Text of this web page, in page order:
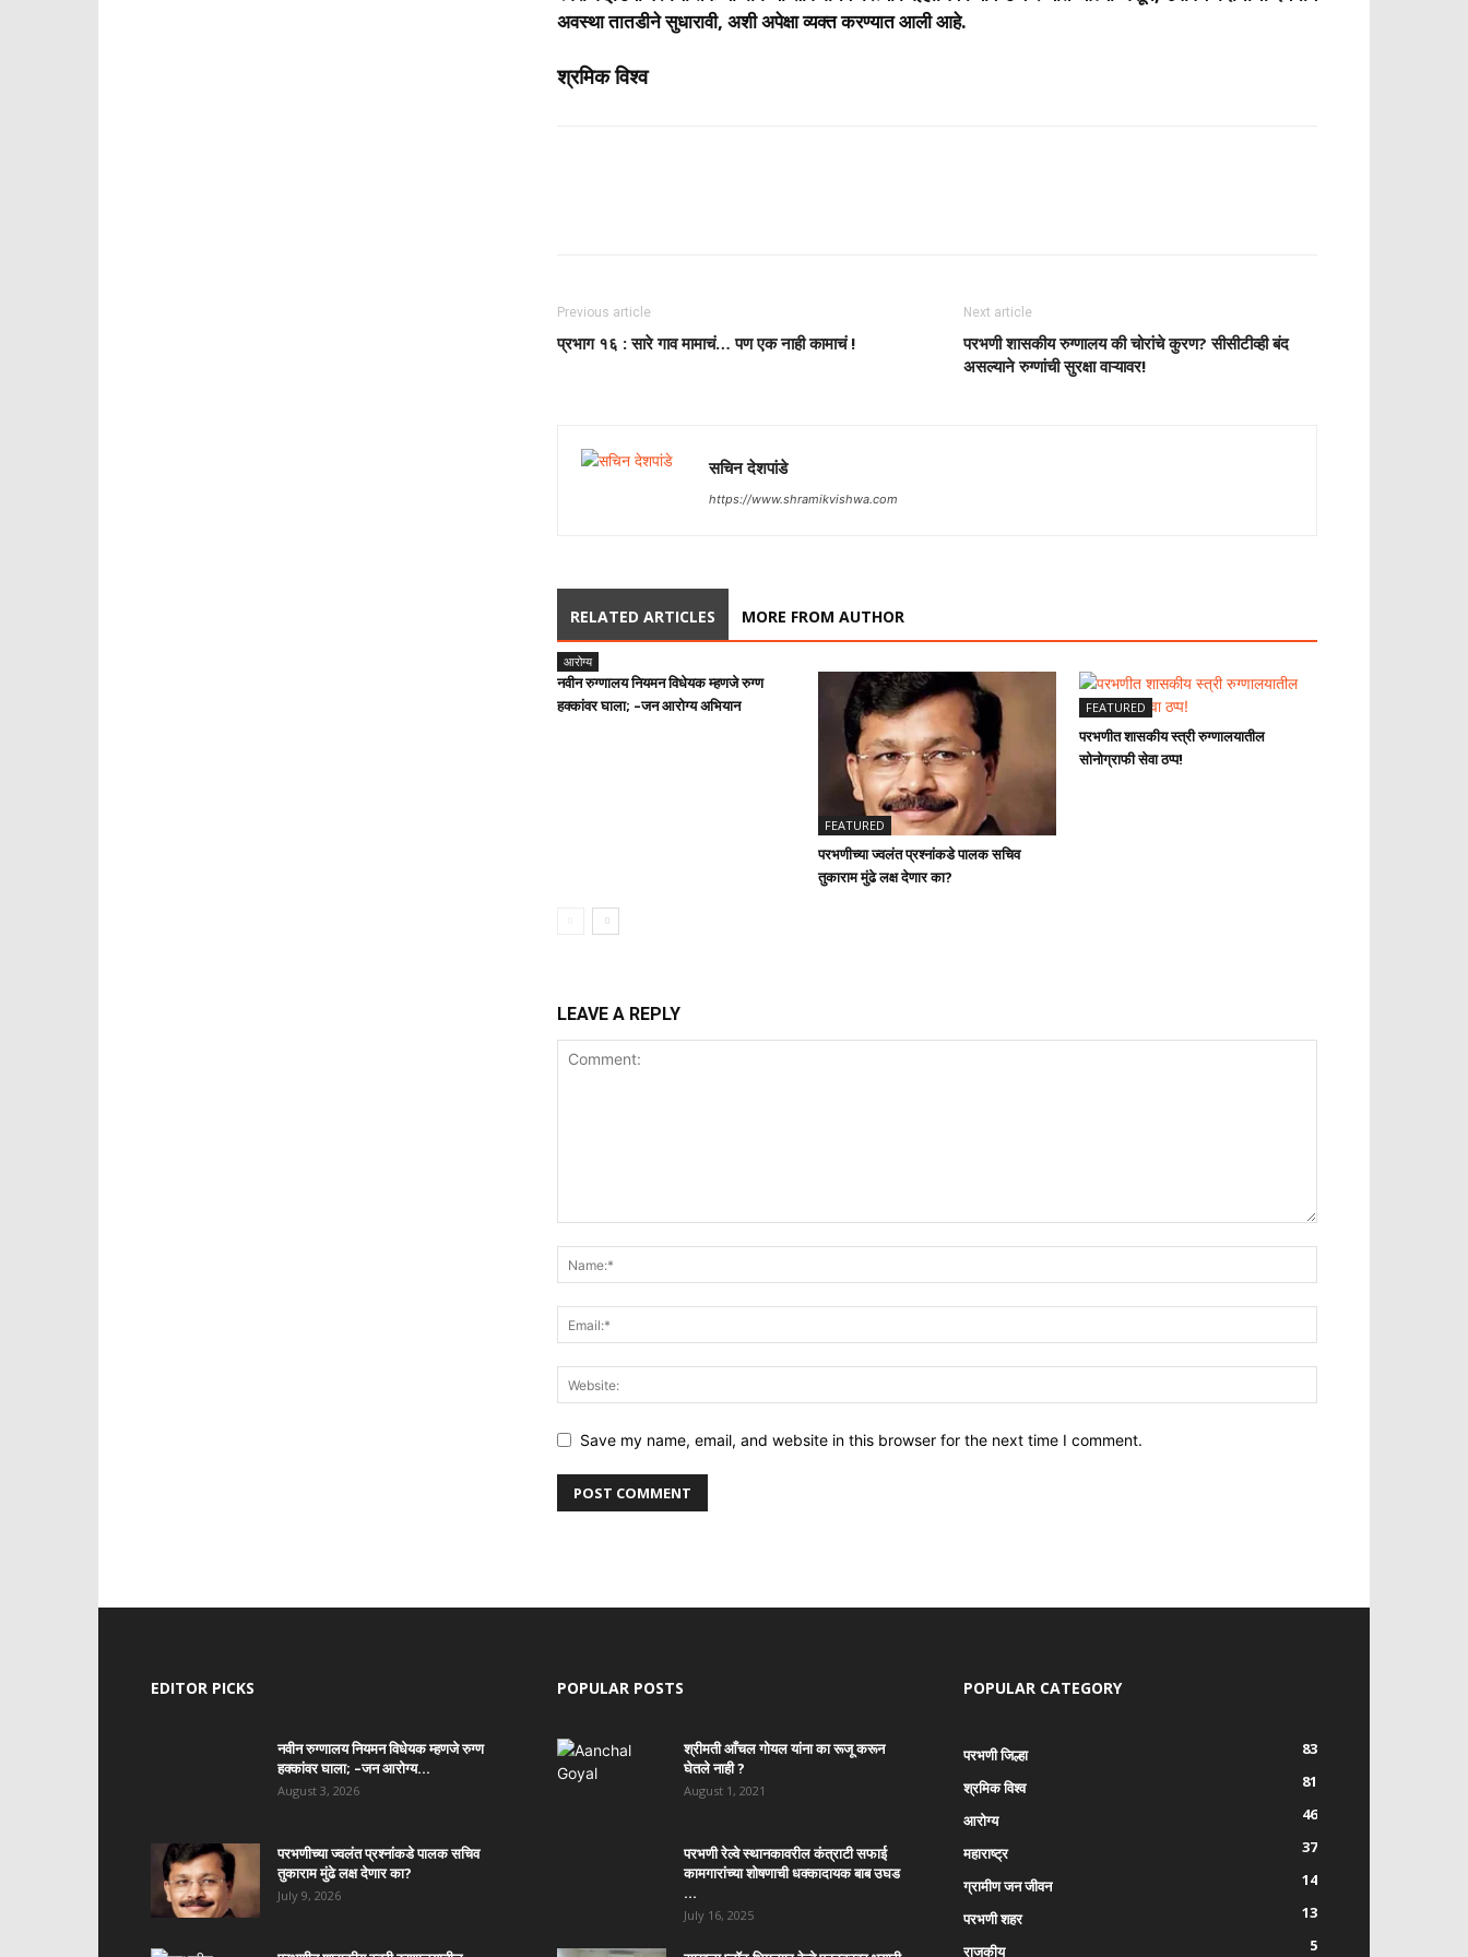
अवस्था तातडीने सुधारावी, अशी अपेक्षा व्यक्त करण्यात आली आहे.
श्रमिक विश्व
Previous article
प्रभाग १६ : सारे गाव मामाचं… पण एक नाही कामाचं !
Next article
परभणी शासकीय रुग्णालय की चोरांचे कुरण? सीसीटीव्ही बंद
असल्याने रुग्णांची सुरक्षा वाऱ्यावर!
सचिन देशपांडे
https://www.shramikvishwa.com
RELATED ARTICLES MORE FROM AUTHOR
आरोग्य
नवीन रुग्णालय नियमन विधेयक म्हणजे रुग्ण
हक्कांवर घाला; –जन आरोग्य अभियान
FEATURED
परभणीच्या ज्वलंत प्रश्नांकडे पालक सचिव
तुकाराम मुंढे लक्ष देणार का?
FEATURED
परभणीत शासकीय स्त्री रुग्णालयातील
सोनोग्राफी सेवा ठप्प!
LEAVE A REPLY
Save my name, email, and website in this browser for the next time I comment.
EDITOR PICKS
नवीन रुग्णालय नियमन विधेयक म्हणजे रुग्ण
हक्कांवर घाला; –जन आरोग्य...
August 3, 2026
परभणीच्या ज्वलंत प्रश्नांकडे पालक सचिव
तुकाराम मुंढे लक्ष देणार का?
July 9, 2026
POPULAR POSTS
श्रीमती आँचल गोयल यांना का रूजू करून
घेतले नाही ?
August 1, 2021
परभणी रेल्वे स्थानकावरील कंत्राटी सफाई
कामगारांच्या शोषणाची धक्कादायक बाब उघड
…
July 16, 2025
POPULAR CATEGORY
परभणी जिल्हा
83
श्रमिक विश्व
81
आरोग्य
46
महाराष्ट्र
37
ग्रामीण जन जीवन
14
परभणी शहर
13
राजकीय
5